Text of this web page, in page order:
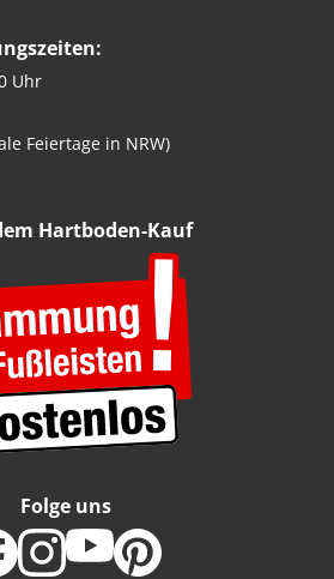
Uhr
Feiertage in NRW)
Hartboden-Kauf
Folge uns